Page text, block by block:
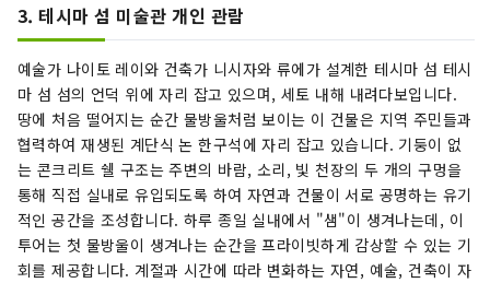
3. 테시마 섬 미술관 개인 관람
예술가 나이토 레이와 건축가 니시자와 류에가 설계한 테시마 섬 테시
마 섬 섬의 언덕 위에 자리 잡고 있으며, 세토 내해 내려다보입니다.
땅에 처음 떨어지는 순간 물방울처럼 보이는 이 건물은 지역 주민들과
협력하여 재생된 계단식 논 한구석에 자리 잡고 있습니다. 기둥이 없
는 콘크리트 쉘 구조는 주변의 바람, 소리, 빛 천장의 두 개의 구멍을
통해 직접 실내로 유입되도록 하여 자연과 건물이 서로 공명하는 유기
적인 공간을 조성합니다. 하루 종일 실내에서 "샘"이 생겨나는데, 이
투어는 첫 물방울이 생겨나는 순간을 프라이빗하게 감상할 수 있는 기
회를 제공합니다. 계절과 시간에 따라 변화하는 자연, 예술, 건축이 자